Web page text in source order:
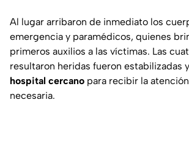
Al lugar arribaron de inmediato los
emergencia y paramédicos, quienes
primeros auxilios a las víctimas. Las
resultaron heridas fueron estabilizadas y
hospital cercano para recibir la
necesaria.